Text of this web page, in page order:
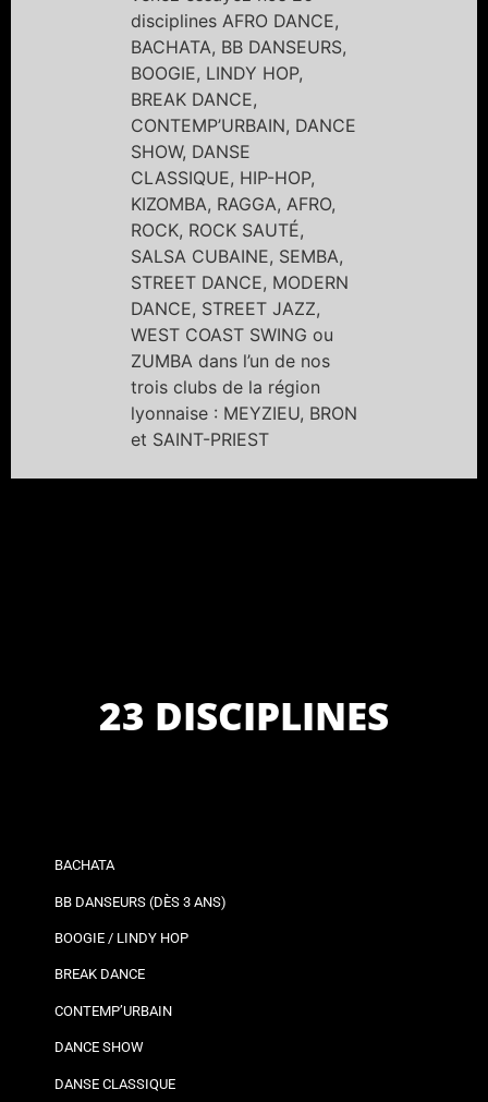
disciplines AFRO DANCE,
BACHATA, BB DANSEURS,
BOOGIE, LINDY HOP,
BREAK DANCE,
CONTEMP’URBAIN, DANCE
SHOW, DANSE
CLASSIQUE, HIP-HOP,
KIZOMBA, RAGGA, AFRO,
ROCK, ROCK SAUTÉ,
SALSA CUBAINE, SEMBA,
STREET DANCE, MODERN
DANCE, STREET JAZZ,
WEST COAST SWING ou
ZUMBA dans l’un de nos
trois clubs de la région
lyonnaise : MEYZIEU, BRON
et SAINT-PRIEST
23 DISCIPLINES
BACHATA
BB DANSEURS (DÈS 3 ANS)
BOOGIE / LINDY HOP
BREAK DANCE
CONTEMP’URBAIN
DANCE SHOW
DANSE CLASSIQUE